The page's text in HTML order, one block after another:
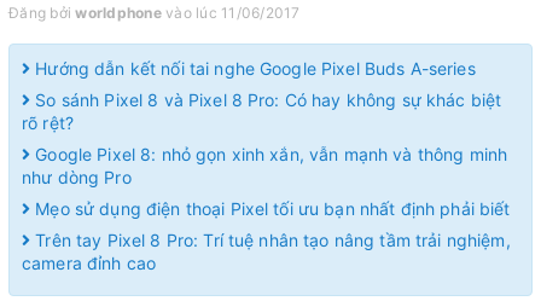
Đăng bởiworldphonevào lúc 11/06/2017
Hướng dẫn kết nối tai nghe Google Pixel Buds A-series
So sánh Pixel 8 và Pixel 8 Pro: Có hay không sự khác biệt
rõ rệt?
Google Pixel 8: nhỏ gọn xinh xắn, vẫn mạnh và thông minh
như dòng Pro
Mẹo sử dụng điện thoại Pixel tối ưu bạn nhất định phải biết
Trên tay Pixel 8 Pro: Trí tuệ nhân tạo nâng tầm trải nghiệm,
camera đỉnh cao